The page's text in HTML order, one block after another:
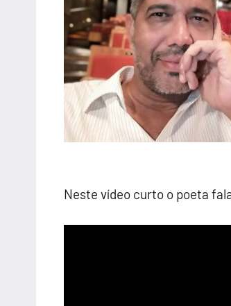
Neste vídeo curto o poeta